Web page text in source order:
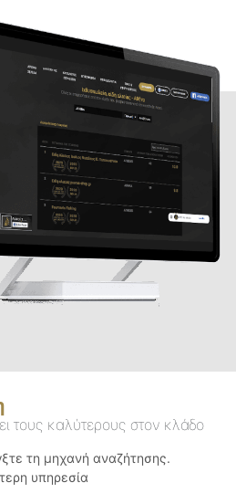
τους καλύτερους στον κλάδο
τη μηχανή αναζήτησης.
υπηρεσία